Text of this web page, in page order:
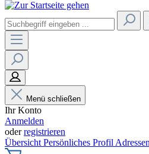
Menü schließen
Ihr Konto
Anmelden
oderregistrieren
Übersicht Persönliches Profil Adressen